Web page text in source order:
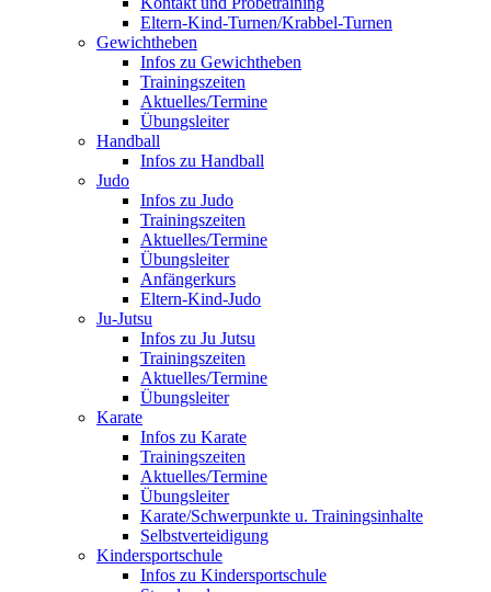
Eltern-Kind-Turnen/Krabbel-Turnen
Gewichtheben
Infos zu Gewichtheben
Trainingszeiten
Aktuelles/Termine
Übungsleiter
Handball
Infos zu Handball
Judo
Infos zu Judo
Trainingszeiten
Aktuelles/Termine
Übungsleiter
Anfängerkurs
Eltern-Kind-Judo
Ju-Jutsu
Infos zu Ju Jutsu
Trainingszeiten
Aktuelles/Termine
Übungsleiter
Karate
Infos zu Karate
Trainingszeiten
Aktuelles/Termine
Übungsleiter
Karate/Schwerpunkte u. Trainingsinhalte
Selbstverteidigung
Kindersportschule
Infos zu Kindersportschule